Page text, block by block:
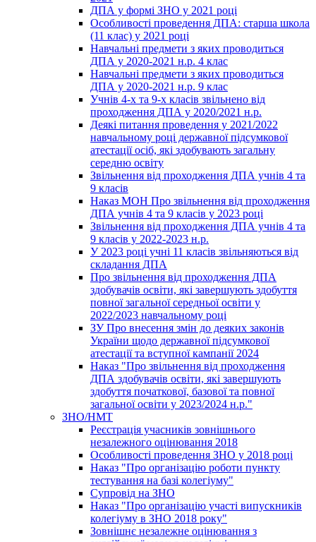
ДПА у формі ЗНО у 2021 році
Особливості проведення ДПА: старша школа
(11 клас) у 2021 році
Навчальні предмети з яких проводиться
ДПА у 2020-2021 н.р. 4 клас
Навчальні предмети з яких проводиться
ДПА у 2020-2021 н.р. 9 клас
Учнів 4-х та 9-х класів звільнено від
проходження ДПА у 2020/2021 н.р.
Деякі питання проведення у 2021/2022
навчальному році державної підсумкової
атестації осіб, які здобувають загальну
середню освіту
Звільнення від проходження ДПА учнів 4 та
9 класів
Наказ МОН Про звільнення від проходження
ДПА учнів 4 та 9 класів у 2023 році
Звільнення від проходження ДПА учнів 4 та
9 класів у 2022-2023 н.р.
У 2023 році учні 11 класів звільняються від
складання ДПА
Про звільнення від проходження ДПА
здобувачів освіти, які завершують здобуття
повної загальної середньої освіти у
2022/2023 навчальному році
ЗУ Про внесення змін до деяких законів
України щодо державної підсумкової
атестації та вступної кампанії 2024
Наказ "Про звільнення від проходження
ДПА здобувачів освіти, які завершують
здобуття початкової, базової та повної
загальної освіти у 2023/2024 н.р."
ЗНО/НМТ
Реєстрація учасників зовнішнього
незалежного оцінювання 2018
Особливості проведення ЗНО у 2018 році
Наказ "Про організацію роботи пункту
тестування на базі колегіуму"
Супровід на ЗНО
Наказ "Про організацію участі випускників
колегіуму в ЗНО 2018 року"
Зовнішнє незалежне оцінювання з